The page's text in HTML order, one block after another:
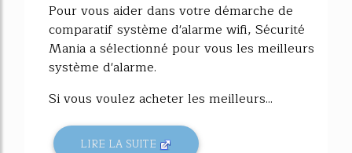
Pour vous aider dans votre démarche de
comparatif système d'alarme wifi, Sécurité
Mania a sélectionné pour vous les meilleurs
système d'alarme.
Si vous voulez acheter les meilleurs...
LIRE LA SUITE